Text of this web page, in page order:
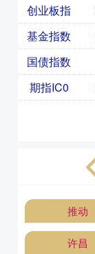
创业板指
基金指数
国债指数
期指IC0
推动
许昌